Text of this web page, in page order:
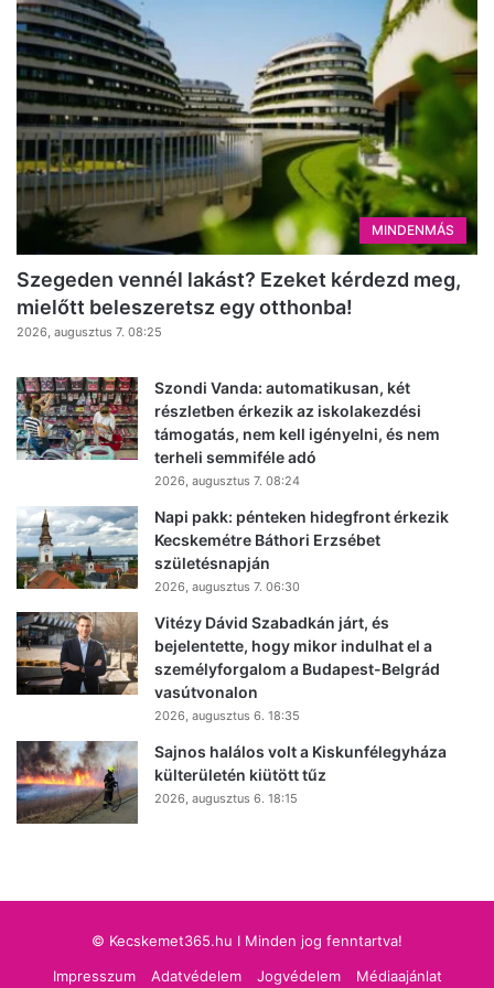
MINDENMÁS
Szegeden vennél lakást? Ezeket kérdezd meg,
mielőtt beleszeretsz egy otthonba!
2026, augusztus 7. 08:25
Szondi Vanda: automatikusan, két
részletben érkezik az iskolakezdési
támogatás, nem kell igényelni, és nem
terheli semmiféle adó
2026, augusztus 7. 08:24
Napi pakk: pénteken hidegfront érkezik
Kecskemétre Báthori Erzsébet
születésnapján
2026, augusztus 7. 06:30
Vitézy Dávid Szabadkán járt, és
bejelentette, hogy mikor indulhat el a
személyforgalom a Budapest-Belgrád
vasútvonalon
2026, augusztus 6. 18:35
Sajnos halálos volt a Kiskunfélegyháza
külterületén kiütött tűz
2026, augusztus 6. 18:15
© Kecskemet365.hu I Minden jog fenntartva!
Impresszum
Adatvédelem Jogvédelem Médiaajánlat